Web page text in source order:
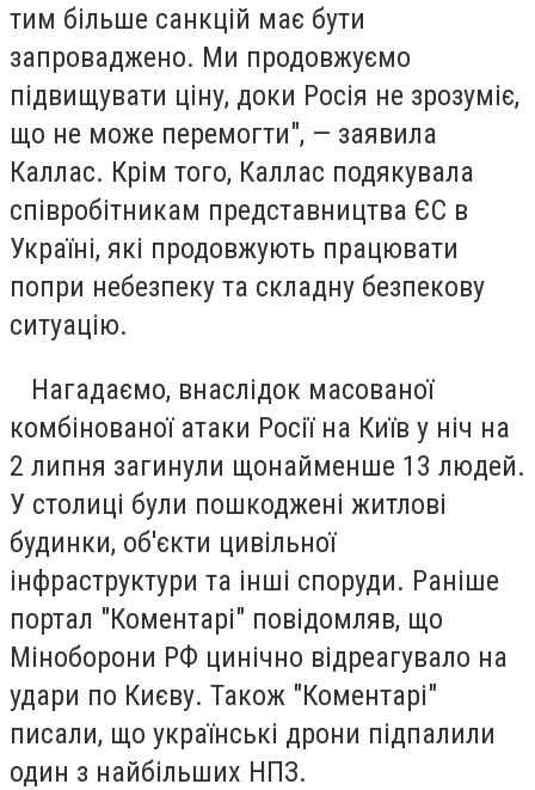
тим більше санкцій має бути
запроваджено. Ми продовжуємо
підвищувати ціну, доки Росія не зрозуміє,
що не може перемогти", — заявила
Каллас. Крім того, Каллас подякувала
співробітникам представництва ЄС в
Україні, які продовжують працювати
попри небезпеку та складну безпекову
ситуацію.
Нагадаємо, внаслідок масованої
комбінованої атаки Росії на Київ у ніч на
2 липня загинули щонайменше 13 людей.
У столиці були пошкоджені житлові
будинки, об'єкти цивільної
інфраструктури та інші споруди. Раніше
портал "Коментарі" повідомляв, що
Міноборони РФ цинічно відреагувало на
удари по Києву. Також "Коментарі"
писали, що українські дрони підпалили
один з найбільших НПЗ.